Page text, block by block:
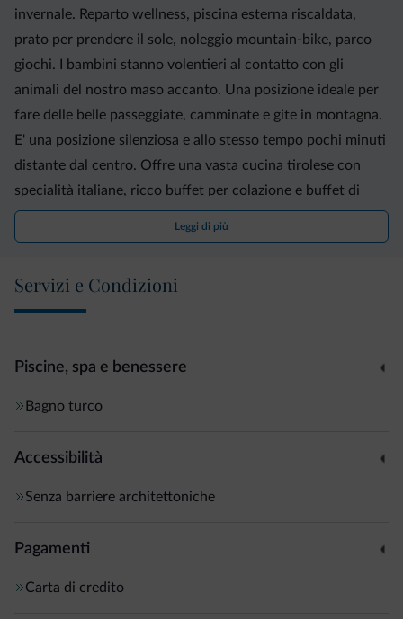
invernale. Reparto wellness, piscina esterna riscaldata,
prato per prendere il sole, noleggio mountain-bike, parco
giochi. I bambini stanno volentieri al contatto con gli
animali del nostro maso accanto. Una posizione ideale per
fare delle belle passeggiate, camminate e gite in montagna.
E' una posizione silenziosa e allo stesso tempo pochi minuti
distante dal centro. Offre una vasta cucina tirolese con
specialità italiane, ricco buffet per colazione e buffet di
insalata della nostra agricoltura e del nostro giardino
biologico. Siamo lieti di ospitarLa e darLe il benvenuto nella
Leggi di più
Servizi e Condizioni
Piscine, spa e benessere
Bagno turco
Accessibilità
Senza barriere architettoniche
Pagamenti
Carta di credito